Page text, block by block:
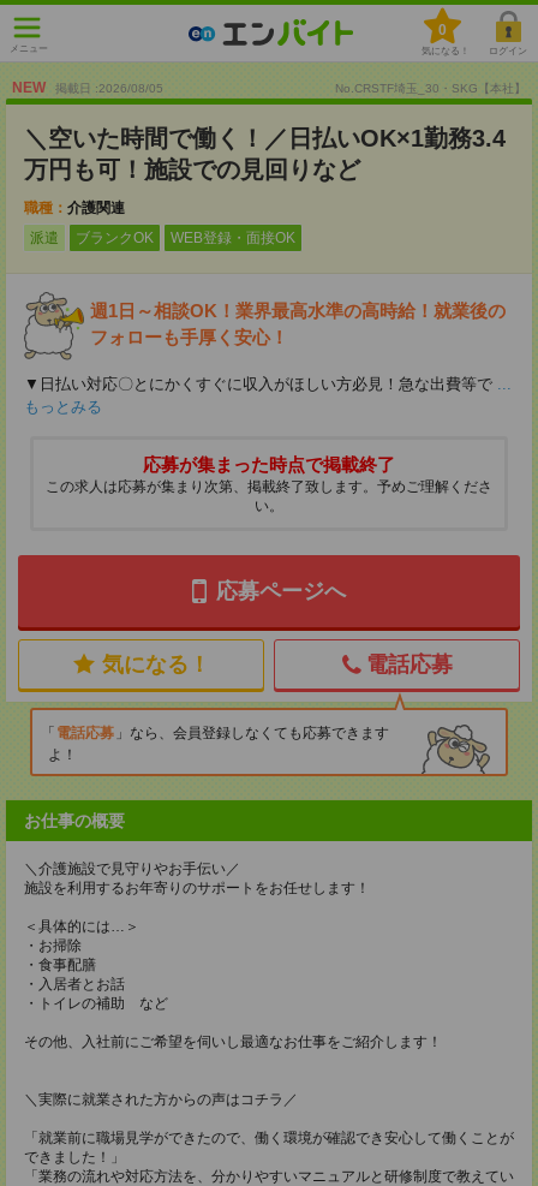
メニュー
0
気になる！ ログイン
NEW 掲載日 :2026/08/05 No.CRSTF埼玉_30・SKG【本社】
＼空いた時間で働く！／日払いOK×1勤務3.4
万円も可！施設での見回りなど
職種： 介護関連
派遣
ブランクOK WEB登録・面接OK
週1日～相談OK！業界最高水準の高時給！就業後の
フォローも手厚く安心！
▼日払い対応〇とにかくすぐに収入がほしい方必見！急な出費等で ...
もっとみる
応募が集まった時点で掲載終了
この求人は応募が集まり次第、掲載終了致します。予めご理解くださ
い。
応募ページへ
気になる！ 電話応募
電話応募
なら、会員登録しなくても応募できます
よ！
お仕事の概要
＼介護施設で見守りやお手伝い／
施設を利用するお年寄りのサポートをお任せします！
＜具体的には…＞
・お掃除
・食事配膳
・入居者とお話
・トイレの補助 など
その他、入社前にご希望を伺いし最適なお仕事をご紹介します！
＼実際に就業された方からの声はコチラ／
「就業前に職場見学ができたので、働く環境が確認でき安心して働くことが
できました！」
「業務の流れや対応方法を、分かりやすいマニュアルと研修制度で教えてい